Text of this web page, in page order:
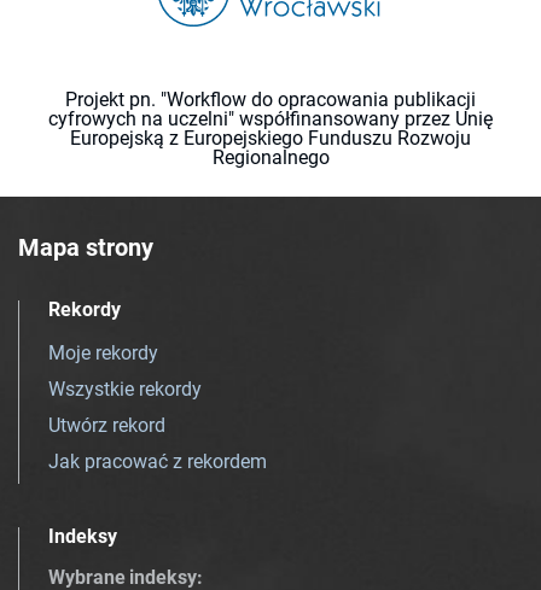
Projekt pn. "Workflow do opracowania publikacji
cyfrowych na uczelni" współfinansowany przez Unię
Europejską z Europejskiego Funduszu Rozwoju
Regionalnego
Mapa strony
Rekordy
Moje rekordy
Wszystkie rekordy
Utwórz rekord
Jak pracować z rekordem
Indeksy
Wybrane indeksy: